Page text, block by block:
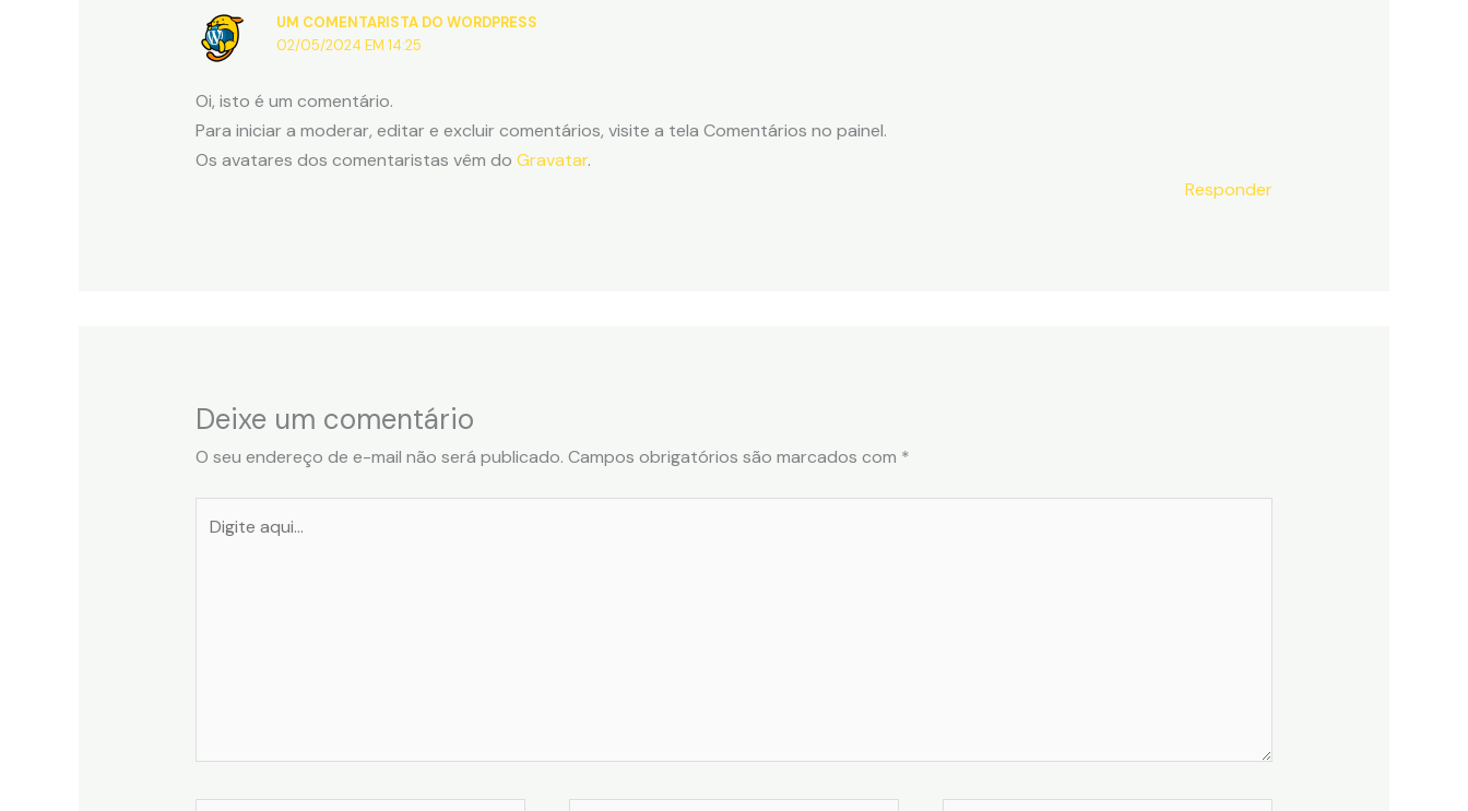
UM COMENTARISTA DO WORDPRESS
02/05/2024 EM 14:25
Oi, isto é um comentário.
Para iniciar a moderar, editar e excluir comentários, visite a tela Comentários no painel.
Os avatares dos comentaristas vêm do Gravatar.
Responder
Deixe um comentário
O seu endereço de e-mail não será publicado. Campos obrigatórios são marcados com *
aqui...